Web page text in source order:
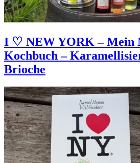
I ♡ NEW YORK – Mein
Kochbuch –
Brioche